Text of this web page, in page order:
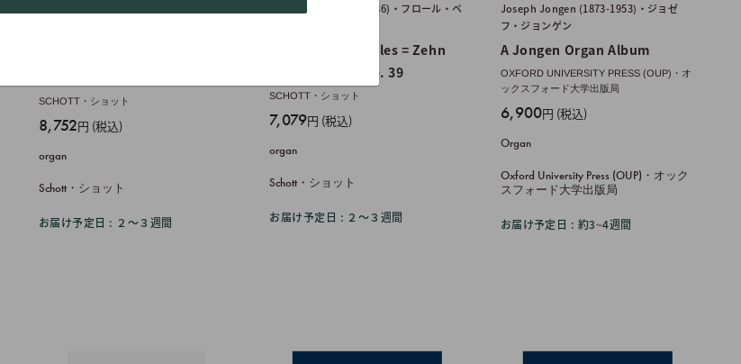
SCHOTT・ショット
販
価
格
8,752円 (税込)
organ
Schott・ショット
お届け予定日 : ２〜３週間
Flor Peeters (1903-1986)・フロール・ペ
Ten Organ Chorales = Zehn
Orgelchoräle, op. 39
SCHOTT・ショット
販
価
格
7,079円 (税込)
organ
Schott・ショット
お届け予定日 : ２〜３週間
Joseph Jongen (1873-1953)・ジョゼ
フ・ジョンゲン
A Jongen Organ Album
OXFORD UNIVERSITY PRESS (OUP)・オ
ックスフォード大学出版局
販
価
格
6,900円 (税込)
Organ
Oxford University Press (OUP)・オック
スフォード大学出版局
お届け予定日 : 約3~4週間